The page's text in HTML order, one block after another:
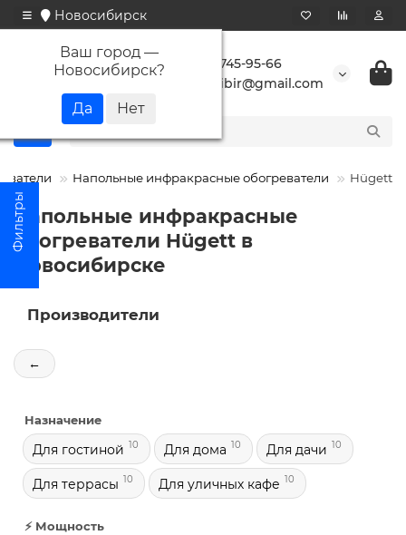
Новосибирск
Ваш город —
Новосибирск?
+7 923 745-95-66
buransibir@gmail.com
Напольные инфракрасные обогреватели Hügett
Напольные инфракрасные
обогреватели Hügett в
Новосибирске
Производители
←
Назначение
Для гостиной 10 Для дома 10 Для дачи 10
Для террасы 10 Для уличных кафе 10
⚡ Мощность